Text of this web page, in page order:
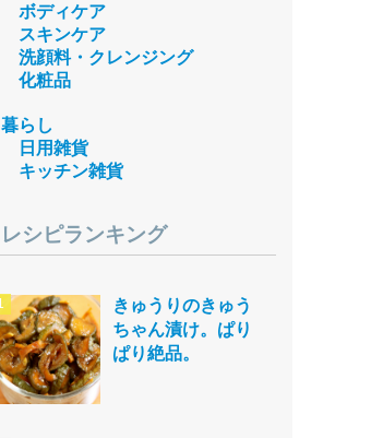
ボディケア
スキンケア
洗顔料・クレンジング
化粧品
暮らし
日用雑貨
キッチン雑貨
レシピランキング
きゅうりのきゅう
ちゃん漬け。ぱり
ぱり絶品。